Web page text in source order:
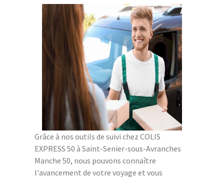
Grâce à nos outils de suivi chez COLIS
EXPRESS 50 à Saint-Senier-sous-Avranches
Manche 50, nous pouvons connaître
l'avancement de votre voyage et vous